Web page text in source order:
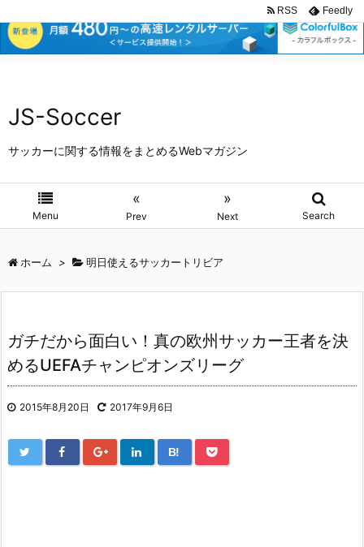
JS-Soccer
サッカーに関する情報をまとめるWebマガジン
Menu
«
Prev
»
Next Search
RSS Feedly
ホーム > 明日使えるサッカートリビア
ガチだから面白い！真の欧州サッカー王者を決
めるUEFAチャンピオンズリーグ
2015年8月20日 2017年9月6日
B!